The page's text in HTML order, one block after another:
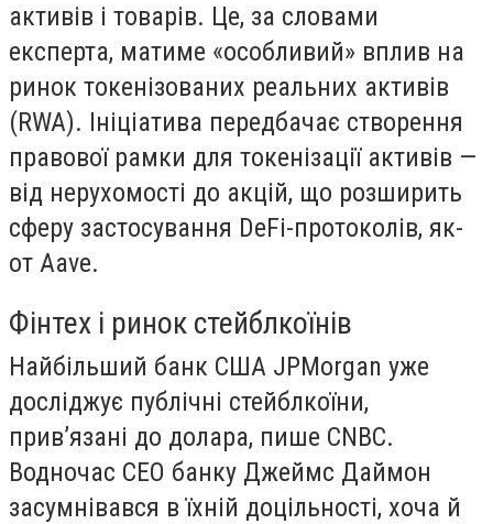
активів і товарів. Це, за словами
експерта, матиме «особливий» вплив на
ринок токенізованих реальних активів
(RWA). Ініціатива передбачає створення
правової рамки для токенізації активів —
від нерухомості до акцій, що розширить
сферу застосування DeFi-протоколів, як-
от Aave.
Фінтех і ринок стейблкоїнів
Найбільший банк США JPMorgan уже
досліджує публічні стейблкоїни,
прив’язані до долара, пише CNBC.
Водночас CEO банку Джеймс Даймон
засумнівався в їхній доцільності, хоча й